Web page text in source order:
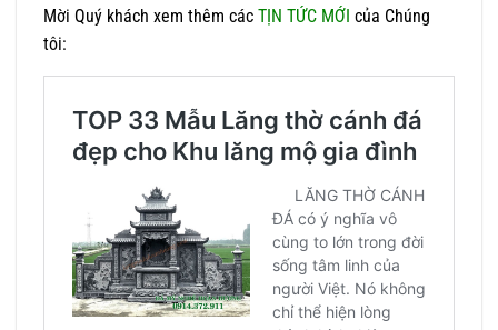
Mời Quý khách xem thêm các TỊN TỨC MỚI của Chúng
tôi: